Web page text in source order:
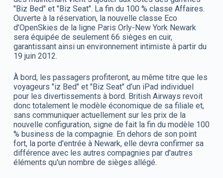
"Biz Bed" et "Biz Seat". La fin du 100 % classe Affaires.
Ouverte à la réservation, la nouvelle classe Eco
d’OpenSkies de la ligne Paris Orly-New York Newark
sera équipée de seulement 66 sièges en cuir,
garantissant ainsi un environnement intimiste à partir du
19 juin 2012.
À bord, les passagers profiteront, au même titre que les
voyageurs "iz Bed" et "Biz Seat" d’un iPad individuel
pour les divertissements à bord. British Airways revoit
donc totalement le modèle économique de sa filiale et,
sans communiquer actuellement sur les prix de la
nouvelle configuration, signe de fait la fin du modèle 100
% business de la compagnie. En dehors de son point
fort, la porte d'entrée à Newark, elle devra confirmer sa
différence avec les autres compagnies par d'autres
éléments qu'un nombre de sièges allégé.